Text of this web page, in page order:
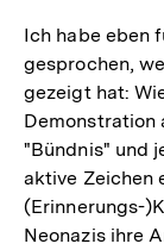
Ich habe eben
gesprochen,
gezeigt hat:
Demonstration
"Bündnis" und
aktive Zeichen
(Erinnerungs-
Neonazis ihre